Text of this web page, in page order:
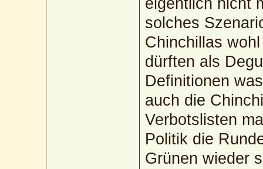
solches
Chinchillas
dürften als
Definitionen
auch die
Verbotslisten
Politik die
Grünen wieder